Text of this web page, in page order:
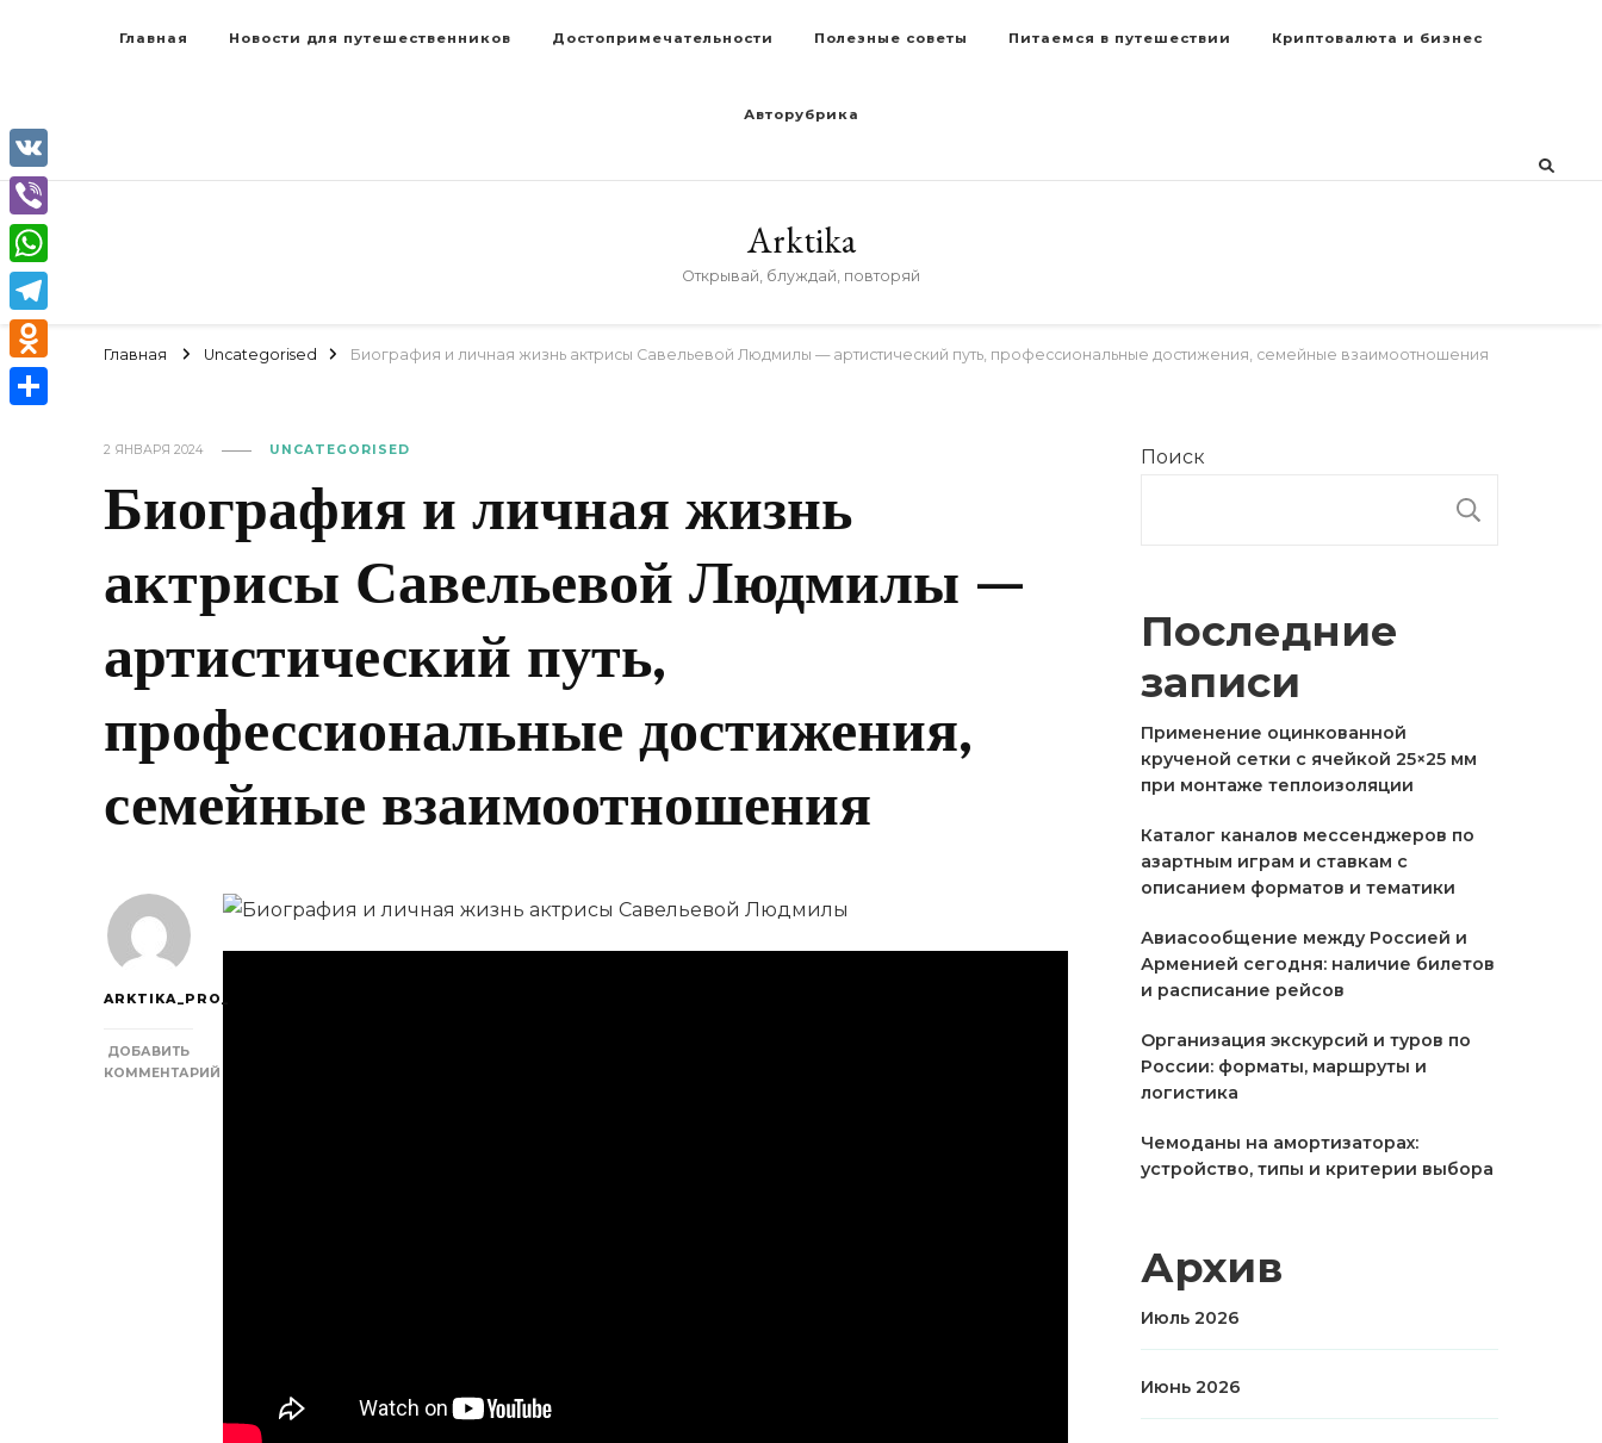
Главная Новости для путешественников Достопримечательности Полезные советы Питаемся в путешествии Криптовалюта и бизнес
Авторубрика
Arktika
Открывай, блуждай, повторяй
Главная Uncategorised Биография и личная жизнь актрисы Савельевой Людмилы — артистический путь, профессиональные достижения, семейные взаимоотношения
2 ЯНВАРЯ 2024 UNCATEGORISED
Биография и личная жизнь
актрисы Савельевой Людмилы —
артистический путь,
профессиональные достижения,
семейные взаимоотношения
ARKTIKA_PRO_
ДОБАВИТЬ
КОММЕНТАРИЙ
ВЗАИМООТНОШЕНИЯ
Поиск
Последние
записи
Применение оцинкованной
крученой сетки с ячейкой 25×25 мм
при монтаже теплоизоляции
Каталог каналов мессенджеров по
азартным играм и ставкам с
описанием форматов и тематики
Авиасообщение между Россией и
Арменией сегодня: наличие билетов
и расписание рейсов
Организация экскурсий и туров по
России: форматы, маршруты и
логистика
Чемоданы на амортизаторах:
устройство, типы и критерии выбора
Архив
Июль 2026
Июнь 2026
VK
Viber
WhatsApp
Telegram
Odnoklassniki